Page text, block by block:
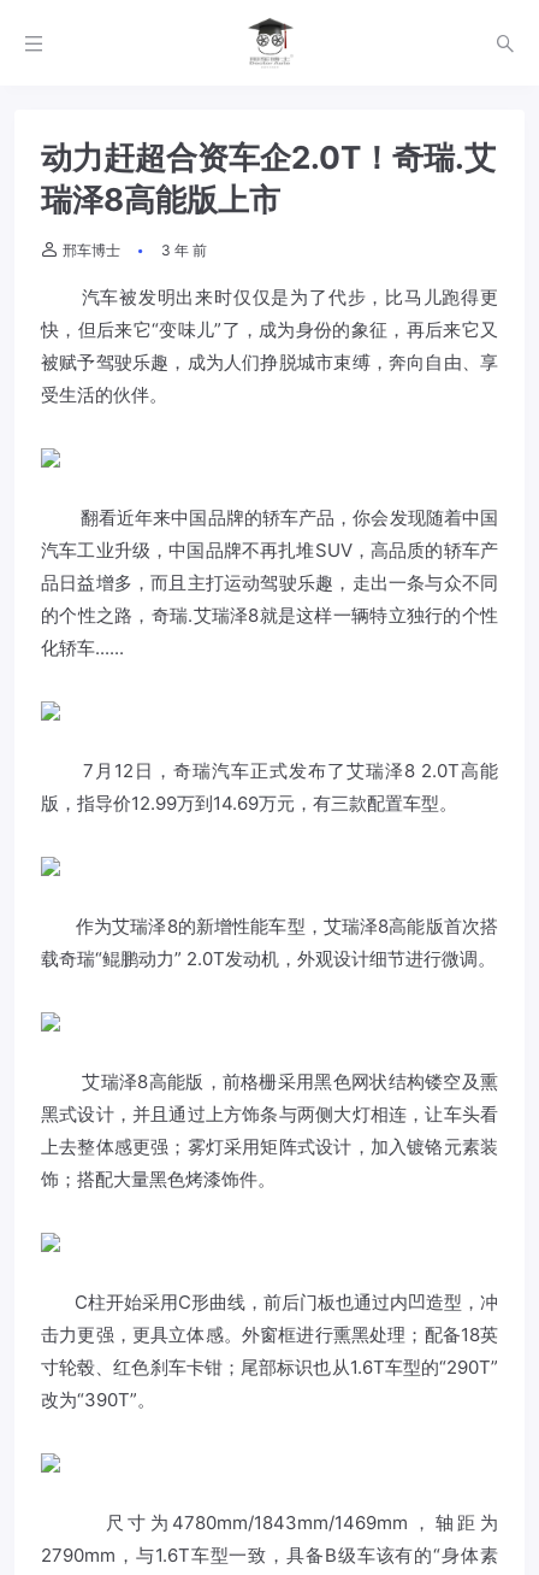
动力赶超合资车企2.0T！奇瑞.艾
瑞泽8高能版上市
邢车博士 3 年 前
汽车被发明出来时仅仅是为了代步，比马儿跑得更
快，但后来它“变味儿”了，成为身份的象征，再后来它又
被赋予驾驶乐趣，成为人们挣脱城市束缚，奔向自由、享
受生活的伙伴。
翻看近年来中国品牌的轿车产品，你会发现随着中国
汽车工业升级，中国品牌不再扎堆SUV，高品质的轿车产
品日益增多，而且主打运动驾驶乐趣，走出一条与众不同
的个性之路，奇瑞.艾瑞泽8就是这样一辆特立独行的个性
化轿车......
7月12日，奇瑞汽车正式发布了艾瑞泽8 2.0T高能
版，指导价12.99万到14.69万元，有三款配置车型。
作为艾瑞泽8的新增性能车型，艾瑞泽8高能版首次搭
载奇瑞“鲲鹏动力” 2.0T发动机，外观设计细节进行微调。
艾瑞泽8高能版，前格栅采用黑色网状结构镂空及熏
黑式设计，并且通过上方饰条与两侧大灯相连，让车头看
上去整体感更强；雾灯采用矩阵式设计，加入镀铬元素装
饰；搭配大量黑色烤漆饰件。
C柱开始采用C形曲线，前后门板也通过内凹造型，冲
击力更强，更具立体感。外窗框进行熏黑处理；配备18英
寸轮毂、红色刹车卡钳；尾部标识也从1.6T车型的“290T”
改为“390T”。
尺寸为4780mm/1843mm/1469mm，轴距为
2790mm，与1.6T车型一致，具备B级车该有的“身体素